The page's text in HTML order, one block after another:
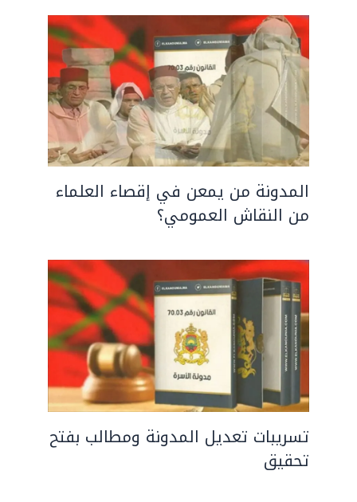
المدونة من يمعن في إقصاء العلماء
من النقاش العمومي؟
تسريبات تعديل المدونة ومطالب بفتح
تحقيق